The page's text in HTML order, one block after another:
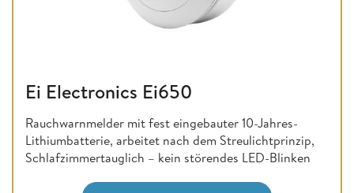
Ei Electronics Ei650
Rauchwarnmelder mit fest eingebauter 10-Jahres-
Lithiumbatterie, arbeitet nach dem Streulichtprinzip,
Schlafzimmertauglich – kein störendes LED-Blinken